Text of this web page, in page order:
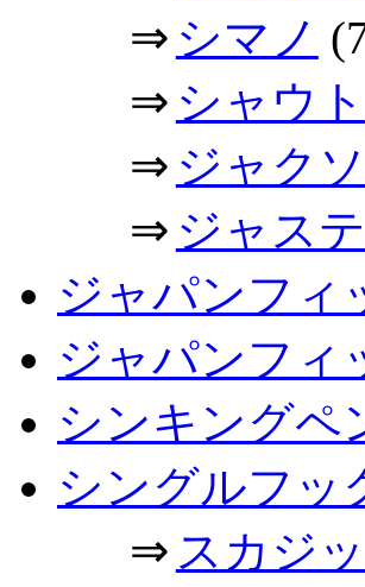
⇒ シマノ
⇒ シャウト
⇒ ジャク
⇒ ジャス
ジャパンフィ
ジャパンフィ
シンキングペ
シングルフッ
⇒ スカジ